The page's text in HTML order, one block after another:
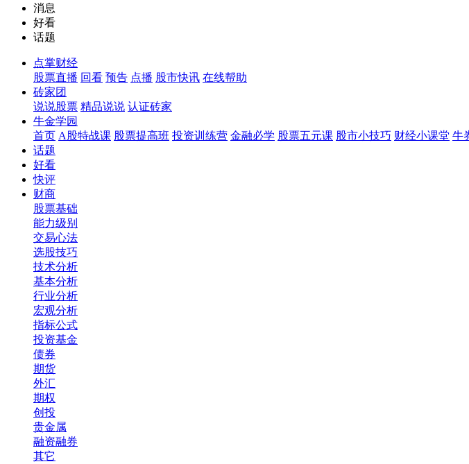
消息
好看
话题
点掌财经
股票直播 回看 预告 点播 股市快讯 在线帮助
砖家团
说说股票 精品说说 认证砖家
牛金学园
首页 A股特战课 股票提高班 投资训练营 金融必学 股票五元课 股市小技巧 财经小课堂 牛
话题
好看
快评
财商
股票基础
能力级别
交易心法
选股技巧
技术分析
基本分析
行业分析
宏观分析
指标公式
投资基金
债券
期货
外汇
期权
创投
贵金属
融资融券
其它